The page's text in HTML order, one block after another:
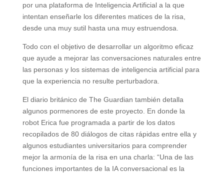
por una plataforma de Inteligencia Artificial a la que
intentan enseñarle los diferentes matices de la risa,
desde una muy sutil hasta una muy estruendosa.
Todo con el objetivo de desarrollar un algoritmo eficaz
que ayude a mejorar las conversaciones naturales entre
las personas y los sistemas de inteligencia artificial para
que la experiencia no resulte perturbadora.
El diario británico de The Guardian también detalla
algunos pormenores de este proyecto. En donde la
robot Erica fue programada a partir de los datos
recopilados de 80 diálogos de citas rápidas entre ella y
algunos estudiantes universitarios para comprender
mejor la armonía de la risa en una charla: “Una de las
funciones importantes de la IA conversacional es la